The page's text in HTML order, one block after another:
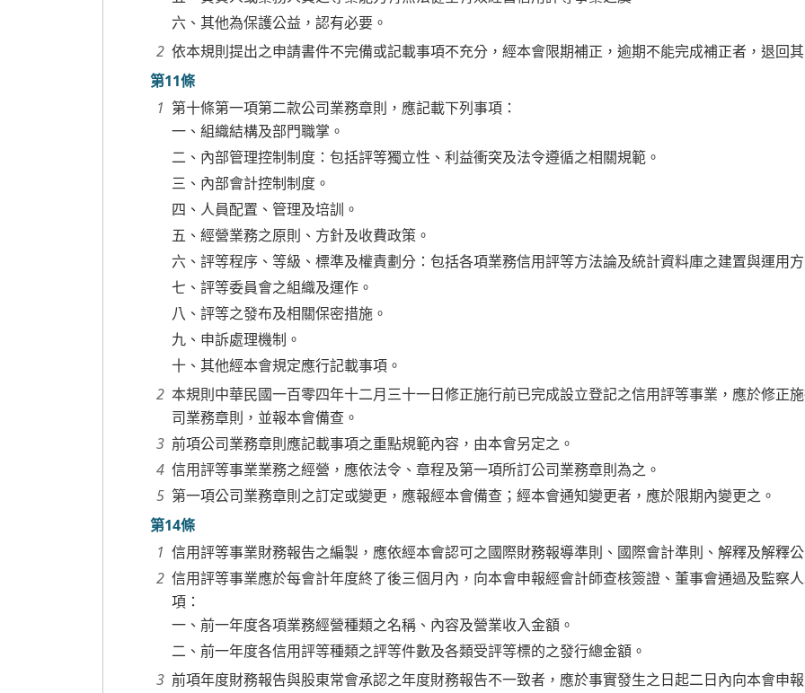
六、其他為保護公益，認有必要。
依本規則提出之申請書件不完備或記載事項不充分，經本會限期補正，逾期不能完成補正者，退回其
第11條
第十條第一項第二款公司業務章則，應記載下列事項：
一、組織結構及部門職掌。
二、內部管理控制制度：包括評等獨立性、利益衝突及法令遵循之相關規範。
三、內部會計控制制度。
四、人員配置、管理及培訓。
五、經營業務之原則、方針及收費政策。
六、評等程序、等級、標準及權責劃分：包括各項業務信用評等方法論及統計資料庫之建置與運用方
七、評等委員會之組織及運作。
八、評等之發布及相關保密措施。
九、申訴處理機制。
十、其他經本會規定應行記載事項。
本規則中華民國一百零四年十二月三十一日修正施行前已完成設立登記之信用評等事業，應於修正
司業務章則，並報本會備查。
前項公司業務章則應記載事項之重點規範內容，由本會另定之。
信用評等事業業務之經營，應依法令、章程及第一項所訂公司業務章則為之。
第一項公司業務章則之訂定或變更，應報經本會備查；經本會通知變更者，應於限期內變更之。
第14條
信用評等事業財務報告之編製，應依經本會認可之國際財務報導準則、國際會計準則、解釋及解釋公
信用評等事業應於每會計年度終了後三個月內，向本會申報經會計師查核簽證、董事會通過及監察
項：
一、前一年度各項業務經營種類之名稱、內容及營業收入金額。
二、前一年度各信用評等種類之評等件數及各類受評等標的之發行總金額。
前項年度財務報告與股東常會承認之年度財務報告不一致者，應於事實發生之日起二日內向本會申報